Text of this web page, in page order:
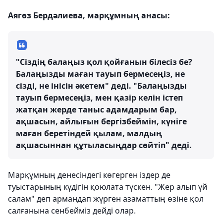
Аягөз Бердәлиева, марқұмның анасы:
"Сіздің балаңыз қол қойғанын білесіз бе?
Балаңызды маған тауып бермесеңіз, не
сізді, не інісін әкетем" деді. "Балаңызды
тауып бермесеңіз, мен қазір келін істеп
жатқан жерде таныс адамдарым бар,
ақшасын, айлығын бергізбеймін, күніге
маған беретіндей қылам, малдың
ақшасыннан құтыласыңдар сөйтіп" деді.
Марқұмның денесіндегі көгерген іздер де
туыстарының күдігін қоюлата түскен. "Жер алып үй
салам" деп армандап жүрген азаматтың өзіне қол
салғанына сенбейміз дейді олар.